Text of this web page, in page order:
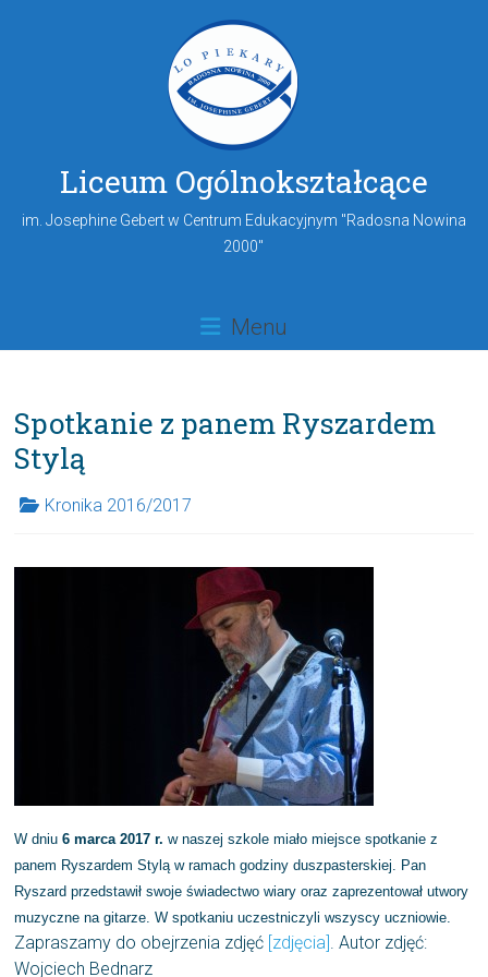
Liceum Ogólnokształcące
im. Josephine Gebert w Centrum Edukacyjnym "Radosna Nowina
2000"
Menu
Spotkanie z panem Ryszardem
Stylą
Kronika 2016/2017
W dniu 6 marca 2017 r. w naszej szkole miało miejsce spotkanie z
panem Ryszardem Stylą w ramach godziny duszpasterskiej. Pan
Ryszard przedstawił swoje świadectwo wiary oraz zaprezentował utwory
muzyczne na gitarze. W spotkaniu uczestniczyli wszyscy uczniowie.
Zapraszamy do obejrzenia zdjęć [zdjęcia]. Autor zdjęć:
Wojciech Bednarz